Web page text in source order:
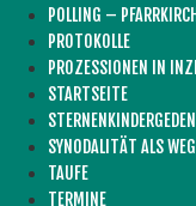
POLLING –
PROTOKOLLE
PROZESSIONEN IN
STARTSEITE
SYNODALITÄT ALS
TAUFE
TERMINE